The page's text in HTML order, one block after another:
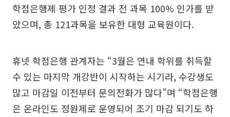
학점은행제 평가 인정 결과 전 과목 100% 인가를 받
았으며, 총 121과목을 보유한 대형 교육원이다.
휴넷 학점은행 관계자는 “3월은 연내 학위를 취득할
수 있는 마지막 개강반이 시작하는 시기라, 수강생도
많고 마감일 이전부터 문의전화가 많다”며 “학점은행
은 온라인도 정원제로 운영되어 조기 마감 되기도 하